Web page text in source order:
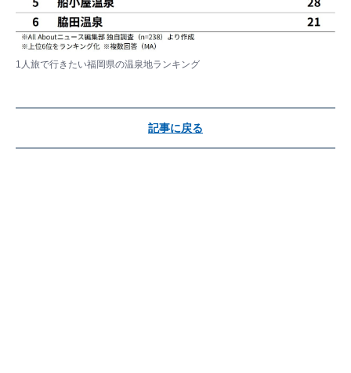
1人旅で行きたい福岡県の温泉地ランキング
記事に戻る